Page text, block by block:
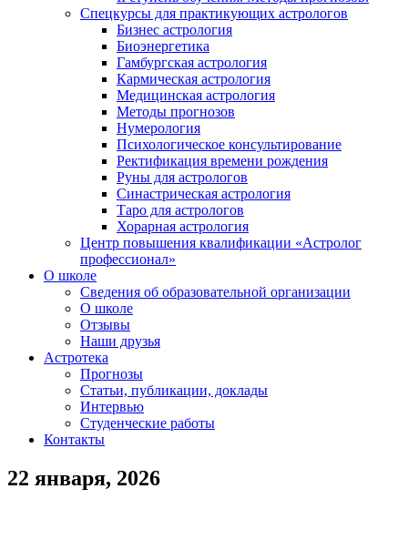
Спецкурсы для практикующих астрологов
Бизнес астрология
Биоэнергетика
Гамбургская астрология
Кармическая астрология
Медицинская астрология
Методы прогнозов
Нумерология
Психологическое консультирование
Ректификация времени рождения
Руны для астрологов
Синастрическая астрология
Таро для астрологов
Хорарная астрология
Центр повышения квалификации «Астролог
профессионал»
О школе
Сведения об образовательной организации
О школе
Отзывы
Наши друзья
Астротека
Прогнозы
Статьи, публикации, доклады
Интервью
Студенческие работы
Контакты
22 января, 2026